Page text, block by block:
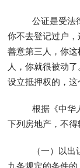
公证是受法律
你不去登记过户
善意第三人，你
人，你就很被动
设立抵押权的，这
根据《中华人
下列房地产，不得
（一）以出让